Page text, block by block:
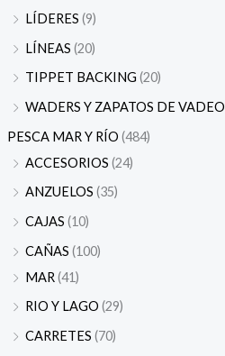
LÍDERES (9)
LÍNEAS (20)
TIPPET BACKING (20)
WADERS Y ZAPATOS DE VADEO
PESCA MAR Y RÍO (484)
ACCESORIOS (24)
ANZUELOS (35)
CAJAS (10)
CAÑAS (100)
MAR(41)
RIO Y LAGO (29)
CARRETES (70)